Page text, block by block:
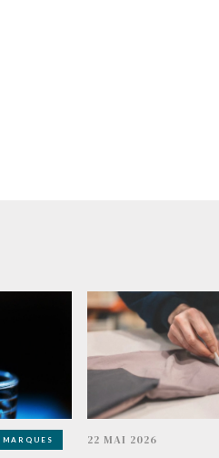
MARQUES 22 MAI 2026